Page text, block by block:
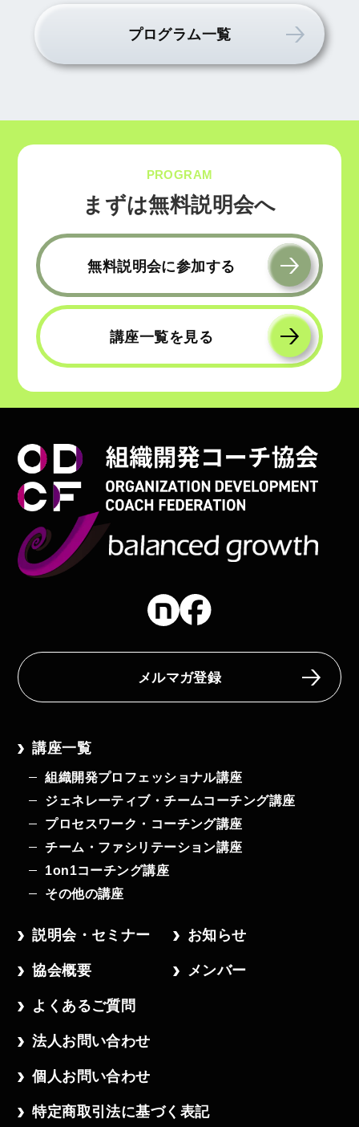
プログラム一覧
PROGRAM
まずは無料説明会へ
無料説明会に参加する
講座一覧を見る
メルマガ登録
講座一覧
組織開発プロフェッショナル講座
ジェネレーティブ・チームコーチング講座
プロセスワーク・コーチング講座
チーム・ファシリテーション講座
1on1コーチング講座
その他の講座
説明会・セミナー お知らせ
協会概要 メンバー
よくあるご質問
法人お問い合わせ
個人お問い合わせ
特定商取引法に基づく表記